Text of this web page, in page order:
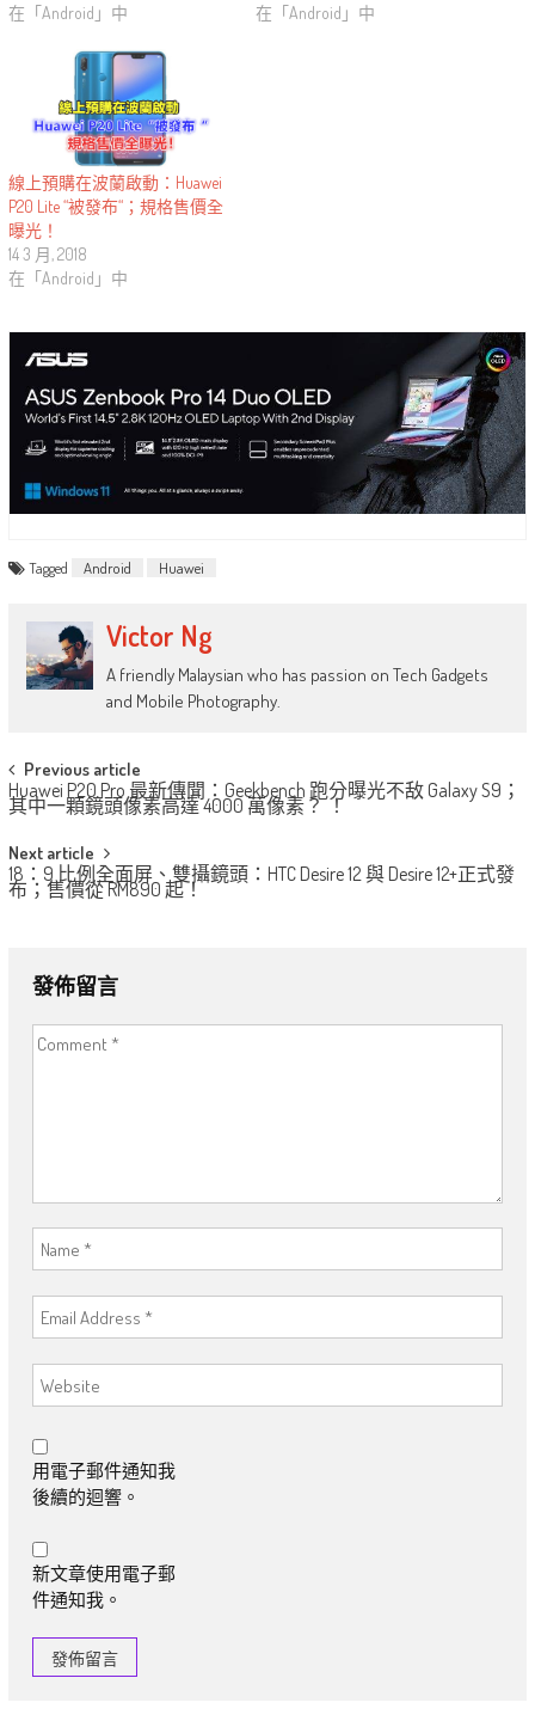
在「Android」中
在「Android」中
線上預購在波蘭啟動：Huawei
P20 Lite “被發布“；規格售價全
曝光！
14 3 月, 2018
在「Android」中
Tagged Android Huawei
Victor Ng
A friendly Malaysian who has passion on Tech Gadgets
and Mobile Photography.
Post
navigation
Previous article
Huawei P20 Pro 最新傳聞：Geekbench 跑分曝光不敌 Galaxy S9；
其中一顆鏡頭像素高達 4000 萬像素？ ！
Next article
18：9 比例全面屏、雙攝鏡頭：HTC Desire 12 與 Desire 12+正式發
布；售價從 RM890 起！
發佈留言
用電子郵件通知我
後續的迴響。
新文章使用電子郵
件通知我。